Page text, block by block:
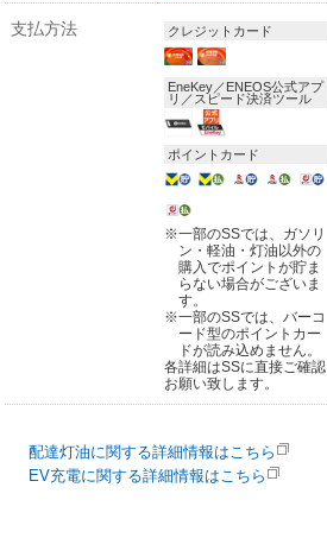
支払方法 クレジットカード
EneKey／ENEOS公式アプ
リ／スピード決済ツール
ポイントカード
※一部のSSでは、ガソリ
ン・軽油・灯油以外の
購入でポイントが貯ま
らない場合がございま
す。
※一部のSSでは、バーコ
ード型のポイントカー
ドが読み込めません。
各詳細はSSに直接ご確認
お願い致します。
配達灯油に関する詳細情報はこちら
EV充電に関する詳細情報はこちら